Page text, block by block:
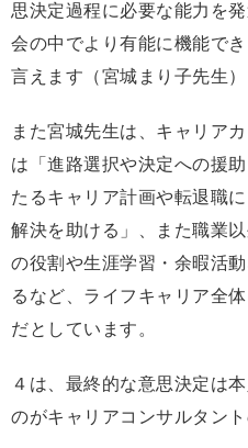
思決定過程に必要な能力を
会の中でより有能に機能で
言えます（宮城まり子先生）
また宮城先生は、キャリア
は「進路選択や決定への援
たるキャリア計画や転退職
解決を助ける」、また職業
の役割や生涯学習・余暇活
るなど、ライフキャリア全
だとしています。
４は、最終的な意思決定は
のがキャリアコンサルタント